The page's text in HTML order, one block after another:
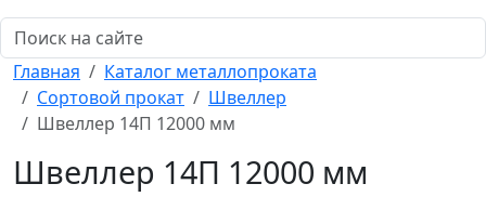
Главная
Каталог металлопроката
Сортовой прокат
Швеллер
Швеллер 14П 12000 мм
Швеллер 14П 12000 мм